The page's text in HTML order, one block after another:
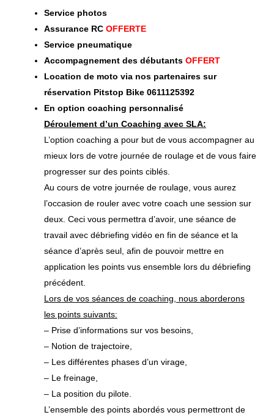
Service photos
Assurance RC OFFERTE
Service pneumatique
Accompagnement des débutantsOFFERT
Location de moto via nos partenaires sur
réservation Pitstop Bike 0611125392
En option coaching personnalisé
Déroulement d’un Coaching avec SLA:
L’option coaching a pour but de vous accompagner au
mieux lors de votre journée de roulage et de vous faire
progresser sur des points ciblés.
Au cours de votre journée de roulage, vous aurez
l’occasion de rouler avec votre coach une session sur
deux. Ceci vous permettra d’avoir, une séance de
travail avec débriefing vidéo en fin de séance et la
séance d’après seul, afin de pouvoir mettre en
application les points vus ensemble lors du débriefing
précédent.
Lors de vos séances de coaching, nous aborderons
les points suivants:
– Prise d’informations sur vos besoins,
– Notion de trajectoire,
– Les différentes phases d’un virage,
– Le freinage,
– La position du pilote.
L’ensemble des points abordés vous permettront de